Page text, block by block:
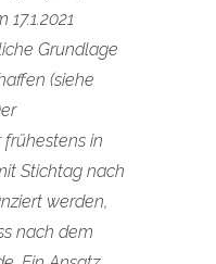
Grundlage
(siehe
in
Stichtag nach
werden,
nach dem